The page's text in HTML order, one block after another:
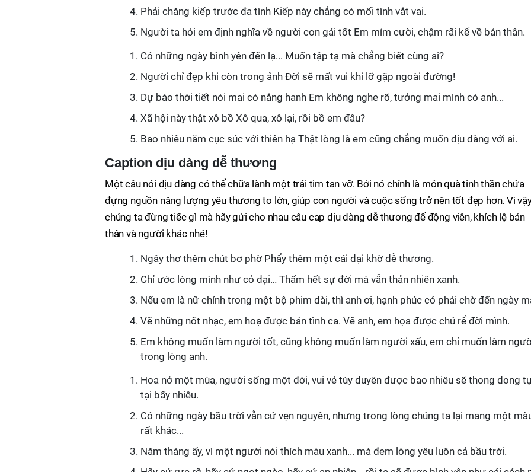
Phải chăng kiếp trước đa tình Kiếp này chẳng có mối tình vắt vai.
Người ta hỏi em định nghĩa về người con gái tốt Em mỉm cười, chậm rãi kể về bản thân.
Có những ngày bình yên đến lạ... Muốn tập tạ mà chẳng biết cùng ai?
Người chỉ đẹp khi còn trong ảnh Đời sẽ mất vui khi lỡ gặp ngoài đường!
Dự báo thời tiết nói mai có nắng hanh Em không nghe rõ, tưởng mai mình có anh...
Xã hội này thật xô bồ Xô qua, xô lại, rồi bồ em đâu?
Bao nhiêu năm cục súc với thiên hạ Thật lòng là em cũng chẳng muốn dịu dàng với ai.
Caption dịu dàng dễ thương
Một câu nói dịu dàng có thể chữa lành một trái tim tan vỡ. Bởi nó chính là món quà tinh thần chứa
đựng nguồn năng lượng yêu thương to lớn, giúp con người và cuộc sống trở nên tốt đẹp hơn. Vì
chúng ta đừng tiếc gì mà hãy gửi cho nhau câu cap dịu dàng dễ thương để động viên, khích lệ bản
thân và người khác nhé!
Ngây thơ thêm chút bơ phờ Phẩy thêm một cái dại khờ dễ thương.
Chỉ ước lòng mình như cỏ dại… Thấm hết sự đời mà vẫn thản nhiên xanh.
Nếu em là nữ chính trong một bộ phim dài, thì anh ơi, hạnh phúc có phải chờ đến ngày
Vẽ những nốt nhạc, em hoạ được bản tình ca. Vẽ anh, em họa được chú rể đời mình.
Em không muốn làm người tốt, cũng không muốn làm người xấu, em chỉ muốn làm
trong lòng anh.
Hoa nở một mùa, người sống một đời, vui vẻ tùy duyên được bao nhiêu sẽ thong dong
tại bấy nhiêu.
Có những ngày bầu trời vẫn cứ vẹn nguyên, nhưng trong lòng chúng ta lại mang một
rất khác...
Năm tháng ấy, vì một người nói thích màu xanh... mà đem lòng yêu luôn cả bầu trời.